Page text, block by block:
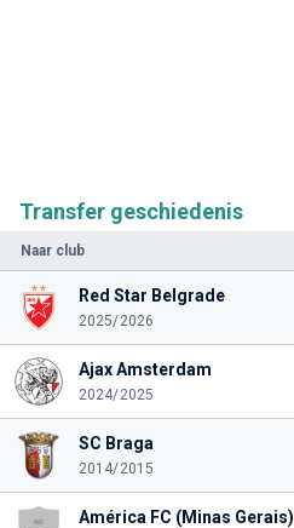
Transfer geschiedenis
Naar club
Red Star Belgrade
2025/2026
Ajax Amsterdam
2024/2025
SC Braga
2014/2015
América FC (Minas Gerais)